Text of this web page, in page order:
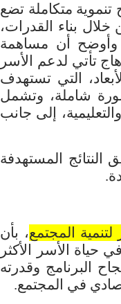
متكاملة تضع
خلال بناء القدرات،
وأوضح أن مساهمة
تأتي لدعم الأسر
التي تستهدف
شاملة، وتشمل
إلى جانب
المستهدفة
.
المجتمع، بأن
حياة الأسر الأكثر
البرنامج وقدرته
في المجتمع.